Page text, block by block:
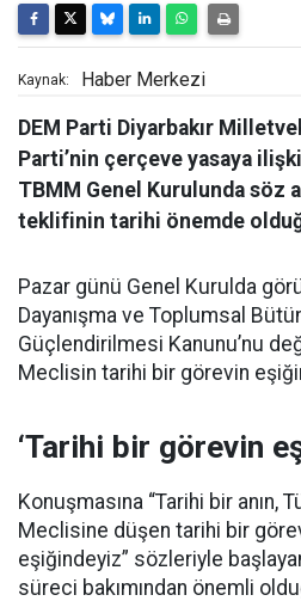
Kaynak: Haber Merkezi
DEM Parti Diyarbakır
Parti’nin çerçeve yasaya
TBMM Genel Kurulunda söz
teklifinin tarihi önemde
Pazar günü Genel Kurulda
Dayanışma ve Toplumsal
Güçlendirilmesi Kanunu’nu
Meclisin tarihi bir görevin
‘Tarihi bir görevin
Konuşmasına “Tarihi bir anın,
Meclisine düşen tarihi bir
eşiğindeyiz” sözleriyle
süreci bakımından önemli